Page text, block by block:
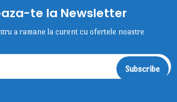
te la Newsletter
a ramane la curent cu ofertele noastre